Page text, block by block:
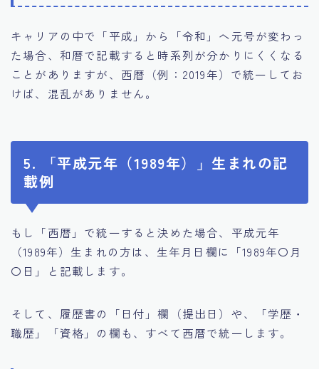
キャリアの中で「平成」から「令和」へ元号が変わっ
た場合、和暦で記載すると時系列が分かりにくくなる
ことがありますが、西暦（例：2019年）で統一してお
けば、混乱がありません。
5. 「平成元年（1989年）」生まれの記
載例
もし「西暦」で統一すると決めた場合、平成元年
（1989年）生まれの方は、生年月日欄に「1989年〇月
〇日」と記載します。
そして、履歴書の「日付」欄（提出日）や、「学歴・
職歴」「資格」の欄も、すべて西暦で統一します。